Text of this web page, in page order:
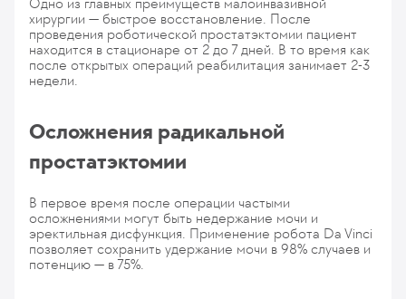
хирургии — быстрое восстановление. После
проведения роботической простатэктомии пациент
находится в стационаре от 2 до 7 дней. В то время как
после открытых операций реабилитация занимает 2-3
недели.
Осложнения радикальной
простатэктомии
В первое время после операции частыми
осложнениями могут быть недержание мочи и
эректильная дисфункция. Применение робота Da Vinci
позволяет сохранить удержание мочи в 98% случаев и
потенцию — в 75%.